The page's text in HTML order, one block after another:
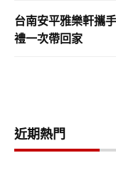
台南安平雅樂軒攜
禮一次帶回家
近期熱門